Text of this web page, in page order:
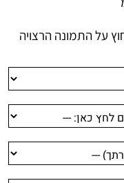
על התמונה הרצויה